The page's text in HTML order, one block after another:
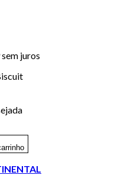
juros